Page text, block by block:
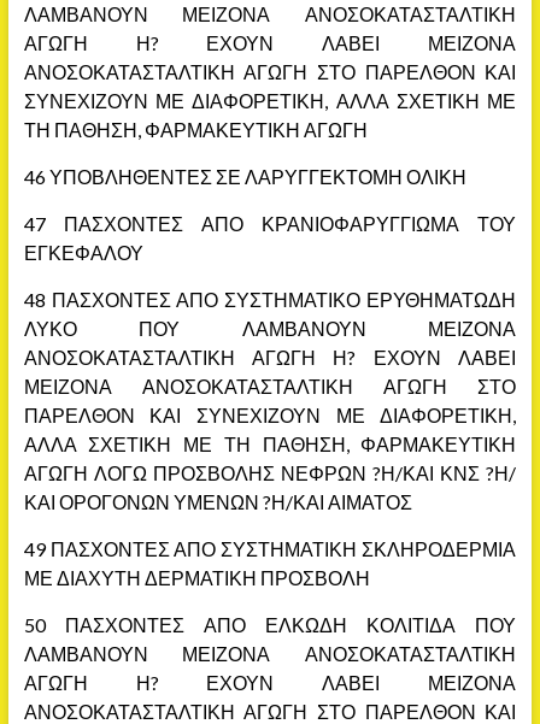
ΛΑΜΒΑΝΟΥΝ ΜΕΙΖΟΝΑ ΑΝΟΣΟΚΑΤΑΣΤΑΛΤΙΚΗ
ΑΓΩΓΗ Η? ΕΧΟΥΝ ΛΑΒΕΙ ΜΕΙΖΟΝΑ
ΑΝΟΣΟΚΑΤΑΣΤΑΛΤΙΚΗ ΑΓΩΓΗ ΣΤΟ ΠΑΡΕΛΘΟΝ ΚΑΙ
ΣΥΝΕΧΙΖΟΥΝ ΜΕ ΔΙΑΦΟΡΕΤΙΚΗ, ΑΛΛΑ ΣΧΕΤΙΚΗ ΜΕ
ΤΗ ΠΑΘΗΣΗ, ΦΑΡΜΑΚΕΥΤΙΚΗ ΑΓΩΓΗ
46 ΥΠΟΒΛΗΘΕΝΤΕΣ ΣΕ ΛΑΡΥΓΓΕΚΤΟΜΗ ΟΛΙΚΗ
47 ΠΑΣΧΟΝΤΕΣ ΑΠΟ ΚΡΑΝΙΟΦΑΡΥΓΓΙΩΜΑ ΤΟΥ
ΕΓΚΕΦΑΛΟΥ
48 ΠΑΣΧΟΝΤΕΣ ΑΠΟ ΣΥΣΤΗΜΑΤΙΚΟ ΕΡΥΘΗΜΑΤΩΔΗ
ΛΥΚΟ ΠΟΥ ΛΑΜΒΑΝΟΥΝ ΜΕΙΖΟΝΑ
ΑΝΟΣΟΚΑΤΑΣΤΑΛΤΙΚΗ ΑΓΩΓΗ Η? ΕΧΟΥΝ ΛΑΒΕΙ
ΜΕΙΖΟΝΑ ΑΝΟΣΟΚΑΤΑΣΤΑΛΤΙΚΗ ΑΓΩΓΗ ΣΤΟ
ΠΑΡΕΛΘΟΝ ΚΑΙ ΣΥΝΕΧΙΖΟΥΝ ΜΕ ΔΙΑΦΟΡΕΤΙΚΗ,
ΑΛΛΑ ΣΧΕΤΙΚΗ ΜΕ ΤΗ ΠΑΘΗΣΗ, ΦΑΡΜΑΚΕΥΤΙΚΗ
ΑΓΩΓΗ ΛΟΓΩ ΠΡΟΣΒΟΛΗΣ ΝΕΦΡΩΝ ?Η/ΚΑΙ ΚΝΣ ?Η/
ΚΑΙ ΟΡΟΓΟΝΩΝ ΥΜΕΝΩΝ ?Η/ΚΑΙ ΑΙΜΑΤΟΣ
49 ΠΑΣΧΟΝΤΕΣ ΑΠΟ ΣΥΣΤΗΜΑΤΙΚΗ ΣΚΛΗΡΟΔΕΡΜΙΑ
ΜΕ ΔΙΑΧΥΤΗ ΔΕΡΜΑΤΙΚΗ ΠΡΟΣΒΟΛΗ
50 ΠΑΣΧΟΝΤΕΣ ΑΠΟ ΕΛΚΩΔΗ ΚΟΛΙΤΙΔΑ ΠΟΥ
ΛΑΜΒΑΝΟΥΝ ΜΕΙΖΟΝΑ ΑΝΟΣΟΚΑΤΑΣΤΑΛΤΙΚΗ
ΑΓΩΓΗ Η? ΕΧΟΥΝ ΛΑΒΕΙ ΜΕΙΖΟΝΑ
ΑΝΟΣΟΚΑΤΑΣΤΑΛΤΙΚΗ ΑΓΩΓΗ ΣΤΟ ΠΑΡΕΛΘΟΝ ΚΑΙ